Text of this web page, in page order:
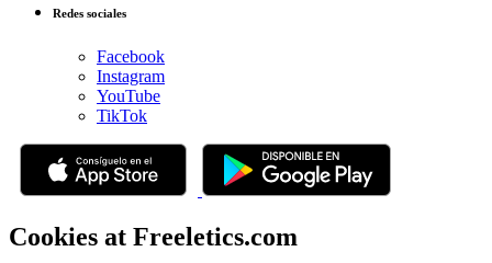
Redes sociales
Facebook
Instagram
YouTube
TikTok
Cookies at Freeletics.com